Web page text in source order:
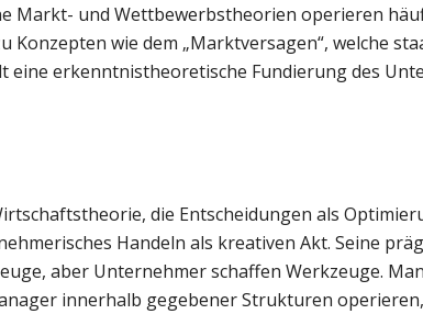
Markt- und Wettbewerbstheorien operieren
Konzepten wie dem „Marktversagen“, welche
eine erkenntnistheoretische Fundierung des
die Entscheidungen als
Handeln als kreativen Akt. Seine
aber Unternehmer schaffen Werkzeuge.
innerhalb gegebener Strukturen